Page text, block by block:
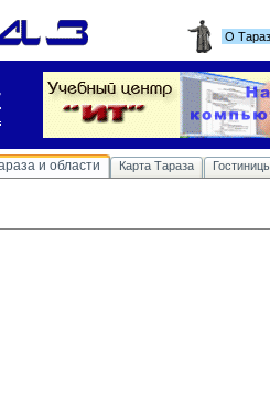
О
и области Карта Тараза